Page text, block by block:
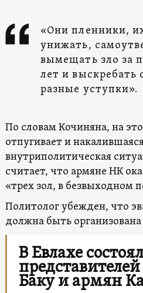
«Они пленники,
унижать,
вымещать зло за
лет и выскребать
разные уступки».
По словам Кочиняна, на
отпугивает и
внутриполитическая
считает, что армяне НК
«трех зол, в безвыходном
Политолог убежден, что
должна быть
В Евлахе
Баку и армян